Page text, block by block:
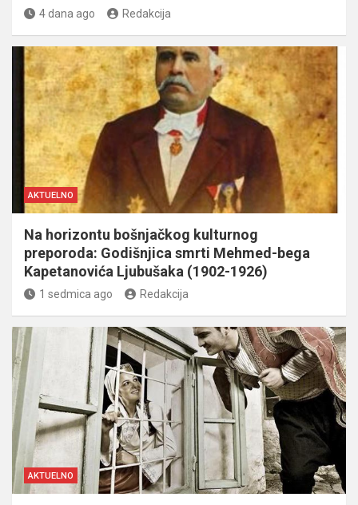
4 dana ago Redakcija
AKTUELNO
Na horizontu bošnjačkog kulturnog
preporoda: Godišnjica smrti Mehmed-bega
Kapetanovića Ljubušaka (1902-1926)
1 sedmica ago Redakcija
AKTUELNO